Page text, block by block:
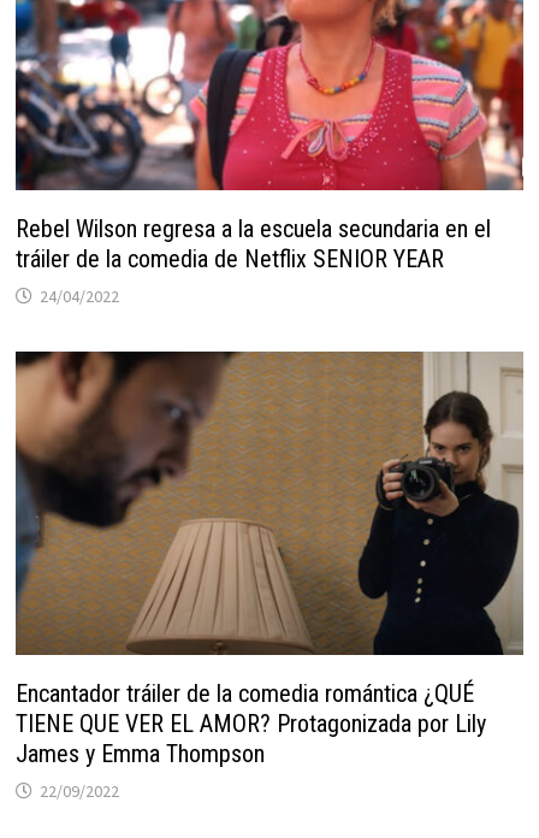
Rebel Wilson regresa a la escuela secundaria en el
tráiler de la comedia de Netflix SENIOR YEAR
24/04/2022
Encantador tráiler de la comedia romántica ¿QUÉ
TIENE QUE VER EL AMOR? Protagonizada por Lily
James y Emma Thompson
22/09/2022